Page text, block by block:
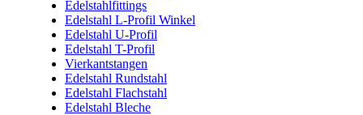
Edelstahlfittings
Edelstahl L-Profil Winkel
Edelstahl U-Profil
Edelstahl T-Profil
Vierkantstangen
Edelstahl Rundstahl
Edelstahl Flachstahl
Edelstahl Bleche